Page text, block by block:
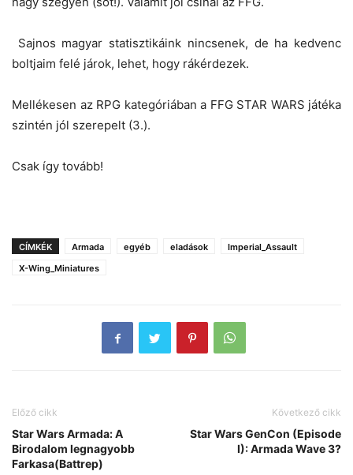
Sajnos magyar statisztikáink nincsenek, de ha kedvenc
boltjaim felé járok, lehet, hogy rákérdezek.
Mellékesen az RPG kategóriában a FFG STAR WARS játéka
szintén jól szerepelt (3.).
Csak így tovább!
CÍMKÉK Armada egyéb eladások
Imperial_Assault
X-Wing_Miniatures
Előző cikk
Star Wars Armada: A
Birodalom legnagyobb
Farkasa(Battrep)
Következő cikk
Star Wars GenCon (Episode
I): Armada Wave 3?